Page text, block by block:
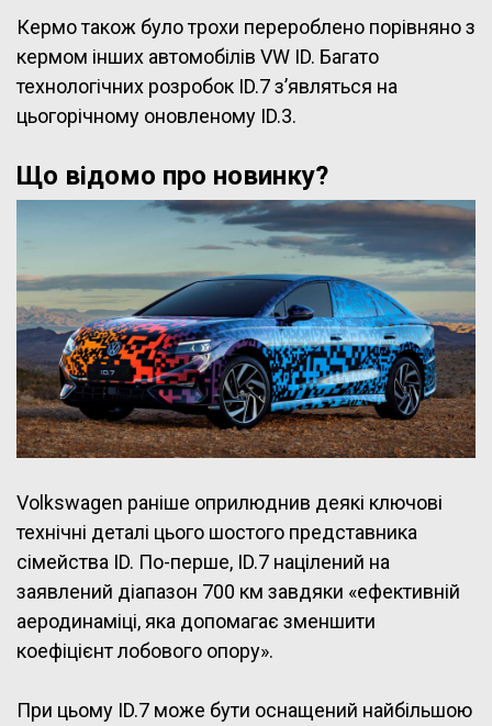
Кермо також було трохи перероблено порівняно з
кермом інших автомобілів VW ID. Багато
технологічних розробок ID.7 з’являться на
цьогорічному оновленому ID.3.
Що відомо про новинку?
Volkswagen раніше оприлюднив деякі ключові
технічні деталі цього шостого представника
сімейства ID. По-перше, ID.7 націлений на
заявлений діапазон 700 км завдяки «ефективній
аеродинаміці, яка допомагає зменшити
коефіцієнт лобового опору».
При цьому ID.7 може бути оснащений найбільшою